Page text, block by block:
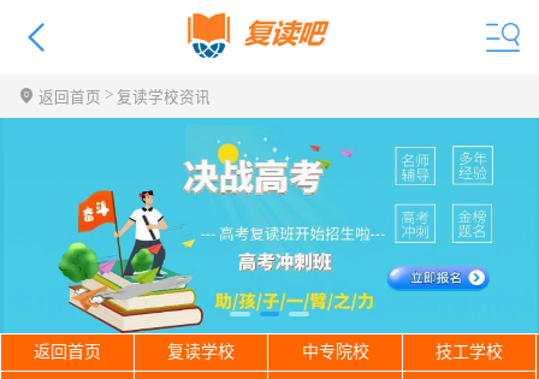
返回首页 > 复读学校资讯
返回首页 复读学校 中专院校 技工学校